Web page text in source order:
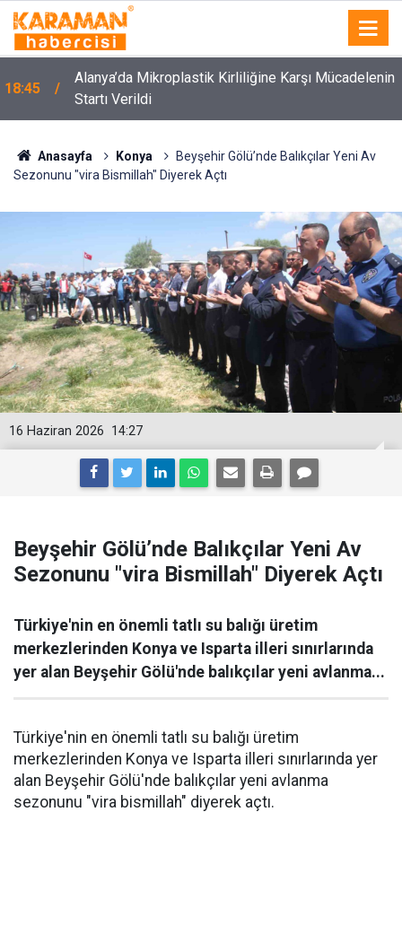
18:45
Alanya’da Mikroplastik Kirliliğine Karşı Mücadelenin
Startı Verildi
Anasayfa Konya
Beyşehir Gölü’nde Balıkçılar Yeni Av
Sezonunu "vira Bismillah" Diyerek Açtı
14:27
16 Haziran 2026
Beyşehir Gölü’nde Balıkçılar Yeni Av
Sezonunu "vira Bismillah" Diyerek Açtı
Türkiye'nin en önemli tatlı su balığı üretim
merkezlerinden Konya ve Isparta illeri sınırlarında
yer alan Beyşehir Gölü'nde balıkçılar yeni avlanma...
Türkiye'nin en önemli tatlı su balığı üretim
merkezlerinden Konya ve Isparta illeri sınırlarında yer
alan Beyşehir Gölü'nde balıkçılar yeni avlanma
sezonunu "vira bismillah" diyerek açtı.